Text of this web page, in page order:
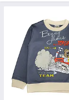
дітей
якість
грн —